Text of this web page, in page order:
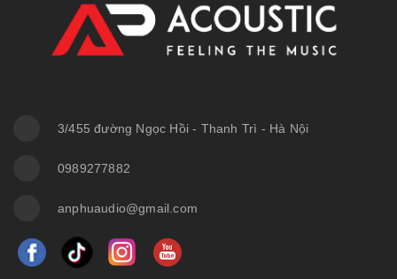
3/455 đường Ngọc Hồi - Thanh Trì - Hà Nội
0989277882
anphuaudio@gmail.com